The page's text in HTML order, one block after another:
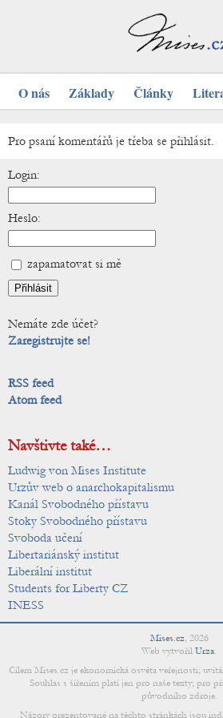
O nás Základy Články
Pro psaní komentářů je třeba se přihlásit.
Login:
Heslo:
zapamatovat si mě
Nemáte zde účet?
Zaregistrujte se!
RSS feed
Atom feed
Navštivte také…
Ludwig von Mises Institute
Urzův web o anarchokapitalismu
Kanál Svobodného přístavu
Stoky Svobodného přístavu
Svoboda učení
Libertariánský institut
Liberální institut
Students for Liberty CZ
INESS
Mises.cz, 2026
Web vytvořil Urza.
Cílem Mises.cz je ekonomická osvěta veřejnosti;
Souhlas s šířením platí jen pro naše texty; pro
původního zdroje.
Názory prezentované na těchto stránkách jsou